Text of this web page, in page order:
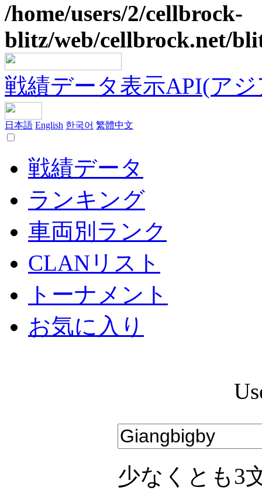
/home/users/2/cellbrock-
blitz/web/cellbrock.net/
戦績データ表示API(アジ
日本語 English 한국어 繁體中文
戦績データ
ランキング
車両別ランク
CLANリスト
トーナメント
お気に入り
少なくとも3